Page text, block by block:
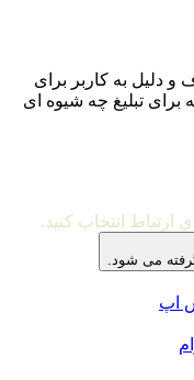
دلیل به کاربر برای
تبلیغ چه شیوه ای
ارتباط انتخاب کنید.
می شود.
اپ